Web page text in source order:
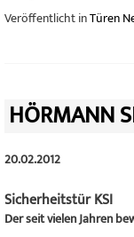
Veröffentlicht inTüren
HÖRMANN
20.02.2012
Sicherheitstür KSI
Der seit vielen Jahren